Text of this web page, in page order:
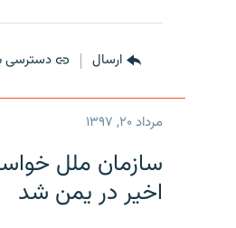
ارسال دسترسی
مرداد ۲۰, ۱۳۹۷
سازمان ملل
اخیر در یمن شد